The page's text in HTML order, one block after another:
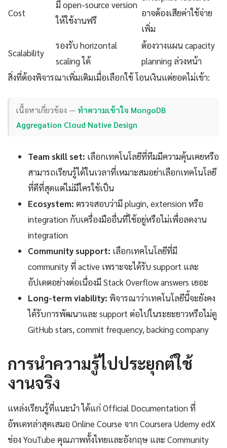
Cost
มี open-source version
ให้ใช้งานฟรี
อาจต้องเสียค่าใช้จ่าย
เพิ่ม
Scalability
รองรับ horizontal
scaling ได้
ต้องวางแผน capacity
planning ล่วงหน้า
สิ่งที่ต้องพิจารณาเพิ่มเติมเมื่อเลือกใช้ โอนเงินแต่ยอดไม่เข้า:
เนื้อหาเกี่ยวข้อง — ทำความเข้าใจ MongoDB
Aggregation Cloud Native Design
Team skill set: เลือกเทคโนโลยีที่ทีมมีความคุ้นเคยหรือ
สามารถเรียนรู้ได้ในเวลาที่เหมาะสมอย่าเลือกเทคโนโลยี
ที่ดีที่สุดแต่ไม่มีใครใช้เป็น
Ecosystem: ตรวจสอบว่ามี plugin, extension หรือ
integration กับเครื่องมืออื่นที่ใช้อยู่หรือไม่เพื่อลดงาน
integration
Community support: เลือกเทคโนโลยีที่มี
community ที่ active เพราะจะได้รับ support และ
อัปเดตอย่างต่อเนื่องมี Stack Overflow answers เยอะ
Long-term viability: พิจารณาว่าเทคโนโลยีนี้จะยังคง
ได้รับการพัฒนาและ support ต่อไปในระยะยาวหรือไม่ดู
GitHub stars, commit frequency, backing company
การนำความรู้ไปประยุกต์ใช้
งานจริง
แหล่งเรียนรู้ที่แนะนำ ได้แก่ Official Documentation ที่
อัพเดทล่าสุดเสมอ Online Course จาก Coursera Udemy edX
ช่อง YouTube คุณภาพทั้งไทยและอังกฤษ และ Community